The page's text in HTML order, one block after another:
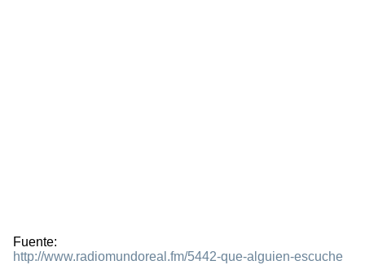
Fuente:
http://www.radiomundoreal.fm/5442-que-alguien-escuche